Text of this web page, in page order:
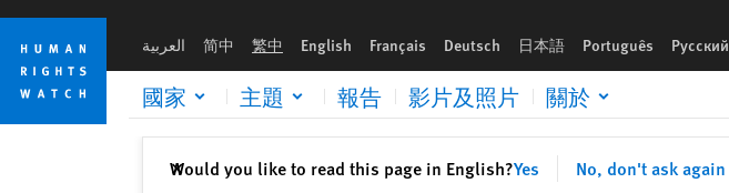
Skip
cookie
privacy
notice
Skip
main
content
العربية 简中 繁中 English Français Deutsch 日本語 Português Русский
國家 主題 報告 影片及照片 關於
Would you like to read this page in English?Yes No, don't ask again
✕關閉